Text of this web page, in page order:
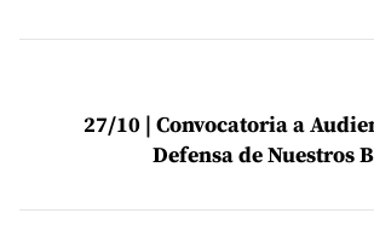
27/10 | Convocatoria a
Defensa de Nuestros